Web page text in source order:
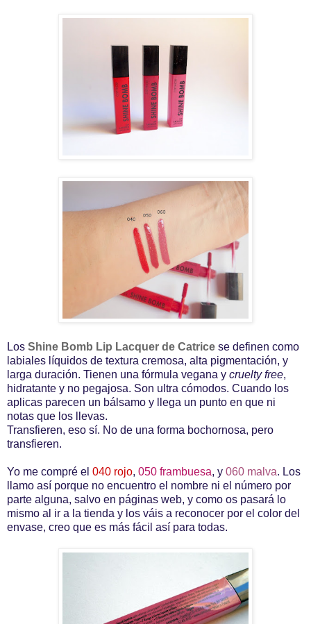
Los Shine Bomb Lip Lacquer de Catrice se definen como
labiales líquidos de textura cremosa, alta pigmentación, y
larga duración. Tienen una fórmula vegana y cruelty free,
hidratante y no pegajosa. Son ultra cómodos. Cuando los
aplicas parecen un bálsamo y llega un punto en que ni
notas que los llevas.
Transfieren, eso sí. No de una forma bochornosa, pero
transfieren.
Yo me compré el 040 rojo, 050 frambuesa, y 060 malva. Los
llamo así porque no encuentro el nombre ni el número por
parte alguna, salvo en páginas web, y como os pasará lo
mismo al ir a la tienda y los váis a reconocer por el color del
envase, creo que es más fácil así para todas.